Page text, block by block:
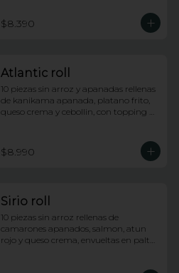
$8.390
Atlantic roll
10 piezas sin arroz y apanadas rellenas
de kanikama apanada, platano frito,
queso crema y cebollin, con topping
$8.990
Sirio roll
10 piezas sin arroz rellenas de
camarones apanados, salmon, atun
rojo y queso crema, envueltas en palta,